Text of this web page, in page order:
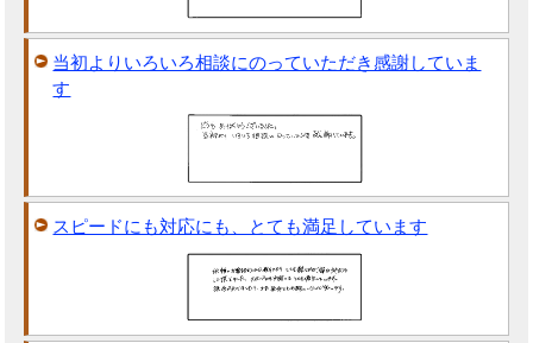
当初よりいろいろ相談にのっていただき感謝していま
す
スピードにも対応にも、とても満足しています